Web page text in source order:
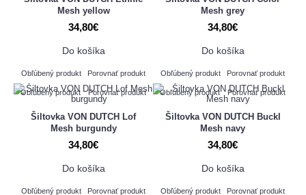
Mesh yellow
34,80€
Do košíka
Obľúbený produkt Porovnať produkt
Mesh grey
34,80€
Do košíka
Obľúbený produkt Porovnať produkt
Obľúbený produkt Porovnať produkt
Šiltovka VON DUTCH Lof
Mesh burgundy
34,80€
Do košíka
Obľúbený produkt Porovnať produkt
Obľúbený produkt Porovnať produkt
Šiltovka VON DUTCH Buckl
Mesh navy
34,80€
Do košíka
Obľúbený produkt Porovnať produkt